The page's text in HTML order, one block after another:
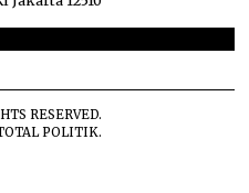
RESERVED.
POLITIK.